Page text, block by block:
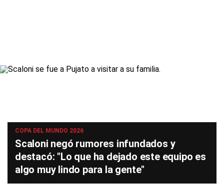
COPA DEL MUNDO 2026
Scaloni negó rumores infundados y
destacó: "Lo que ha dejado este equipo es
algo muy lindo para la gente"